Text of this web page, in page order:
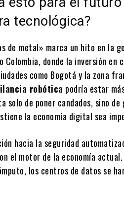
tecnológica?
de metal» marca un hito en la
Colombia, donde la inversión en
como Bogotá y la zona
robótica podría estar
solo de poner candados, sino
la economía digital sea
hacia la seguridad
el motor de la economía actual.
los centros de datos se